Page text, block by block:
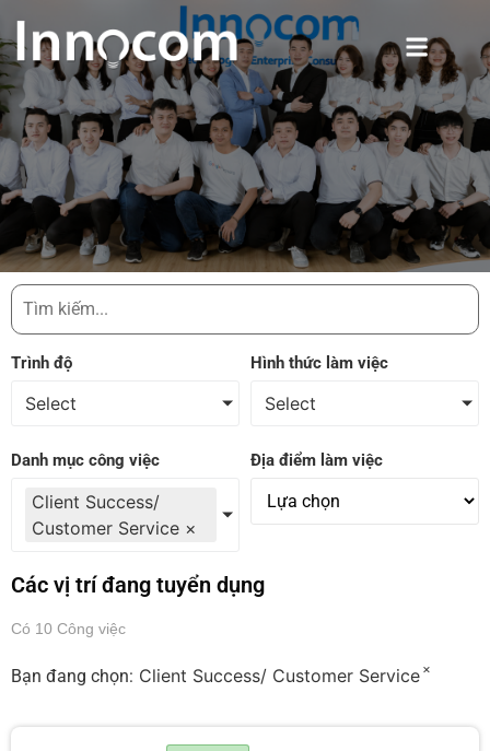
Trình độ
Select
Danh mục công việc
Client Success/
Customer Service ×
Hình thức làm việc
Select
Địa điểm làm việc
Các vị trí đang tuyển dụng
Có 10 Công việc
Bạn đang chọn: Client Success/ Customer Service ×